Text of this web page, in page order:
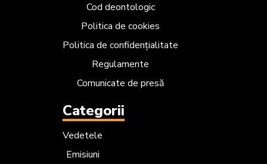
Cod deontologic
Politica de cookies
Politica de confidențialitate
Regulamente
Comunicate de presă
Categorii
Vedetele
Emisiuni